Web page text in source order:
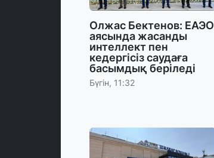
Олжас Бектенов: ЕАЭО
аясында жасанды
интеллект пен
кедергісіз саудаға
басымдық беріледі
Бүгін, 11:32